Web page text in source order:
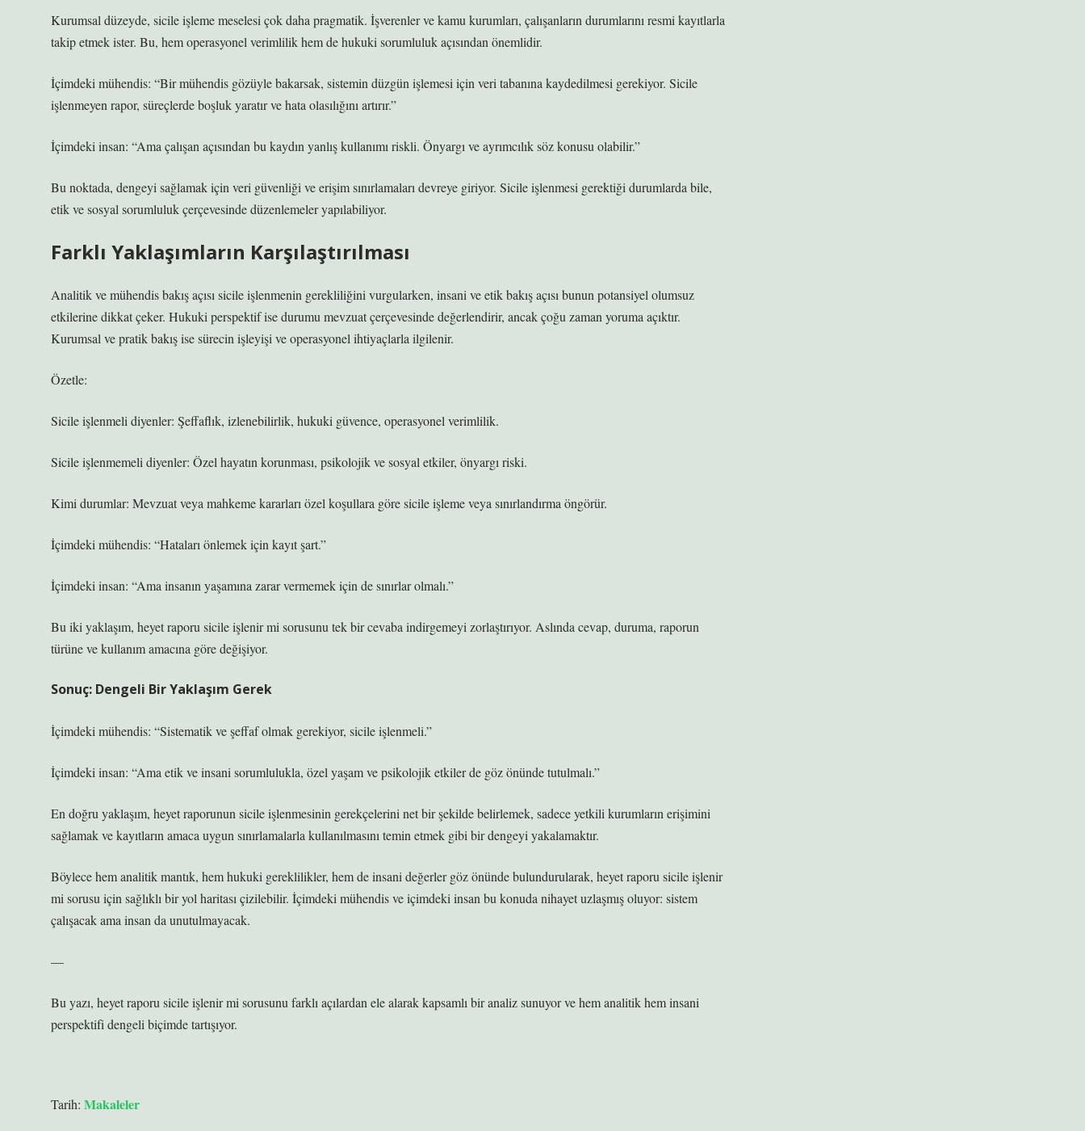
Kurumsal düzeyde, sicile işleme meselesi çok daha pragmatik. İşverenler ve kamu kurumları, çalışanların durumlarını resmi kayıtlarla
takip etmek ister. Bu, hem operasyonel verimlilik hem de hukuki sorumluluk açısından önemlidir.
İçimdeki mühendis: “Bir mühendis gözüyle bakarsak, sistemin düzgün işlemesi için veri tabanına kaydedilmesi gerekiyor. Sicile
işlenmeyen rapor, süreçlerde boşluk yaratır ve hata olasılığını artırır.”
İçimdeki insan: “Ama çalışan açısından bu kaydın yanlış kullanımı riskli. Önyargı ve ayrımcılık söz konusu olabilir.”
Bu noktada, dengeyi sağlamak için veri güvenliği ve erişim sınırlamaları devreye giriyor. Sicile işlenmesi gerektiği durumlarda bile,
etik ve sosyal sorumluluk çerçevesinde düzenlemeler yapılabiliyor.
Farklı Yaklaşımların Karşılaştırılması
Analitik ve mühendis bakış açısı sicile işlenmenin gerekliliğini vurgularken, insani ve etik bakış açısı bunun potansiyel olumsuz
etkilerine dikkat çeker. Hukuki perspektif ise durumu mevzuat çerçevesinde değerlendirir, ancak çoğu zaman yoruma açıktır.
Kurumsal ve pratik bakış ise sürecin işleyişi ve operasyonel ihtiyaçlarla ilgilenir.
Özetle:
Sicile işlenmeli diyenler: Şeffaflık, izlenebilirlik, hukuki güvence, operasyonel verimlilik.
Sicile işlenmemeli diyenler: Özel hayatın korunması, psikolojik ve sosyal etkiler, önyargı riski.
Kimi durumlar: Mevzuat veya mahkeme kararları özel koşullara göre sicile işleme veya sınırlandırma öngörür.
İçimdeki mühendis: “Hataları önlemek için kayıt şart.”
İçimdeki insan: “Ama insanın yaşamına zarar vermemek için de sınırlar olmalı.”
Bu iki yaklaşım, heyet raporu sicile işlenir mi sorusunu tek bir cevaba indirgemeyi zorlaştırıyor. Aslında cevap, duruma, raporun
türüne ve kullanım amacına göre değişiyor.
Sonuç: Dengeli Bir Yaklaşım Gerek
İçimdeki mühendis: “Sistematik ve şeffaf olmak gerekiyor, sicile işlenmeli.”
İçimdeki insan: “Ama etik ve insani sorumlulukla, özel yaşam ve psikolojik etkiler de göz önünde tutulmalı.”
En doğru yaklaşım, heyet raporunun sicile işlenmesinin gerekçelerini net bir şekilde belirlemek, sadece yetkili kurumların erişimini
sağlamak ve kayıtların amaca uygun sınırlamalarla kullanılmasını temin etmek gibi bir dengeyi yakalamaktır.
Böylece hem analitik mantık, hem hukuki gereklilikler, hem de insani değerler göz önünde bulundurularak, heyet raporu sicile işlenir
mi sorusu için sağlıklı bir yol haritası çizilebilir. İçimdeki mühendis ve içimdeki insan bu konuda nihayet uzlaşmış oluyor: sistem
çalışacak ama insan da unutulmayacak.
—
Bu yazı, heyet raporu sicile işlenir mi sorusunu farklı açılardan ele alarak kapsamlı bir analiz sunuyor ve hem analitik hem insani
perspektifi dengeli biçimde tartışıyor.
Tarih: Makaleler